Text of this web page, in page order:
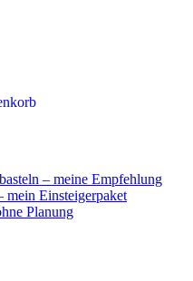
– meine Empfehlung
mein Einsteigerpaket
Planung